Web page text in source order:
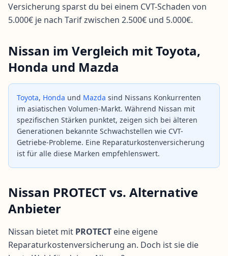
Versicherung sparst du bei einem CVT-Schaden von
5.000€ je nach Tarif zwischen 2.500€ und 5.000€.
Nissan im Vergleich mit Toyota,
Honda und Mazda
Toyota, Honda und Mazda sind Nissans Konkurrenten
im asiatischen Volumen-Markt. Während Nissan mit
spezifischen Stärken punktet, zeigen sich bei älteren
Generationen bekannte Schwachstellen wie CVT-
Getriebe-Probleme. Eine Reparaturkostenversicherung
ist für alle diese Marken empfehlenswert.
Nissan PROTECT vs. Alternative
Anbieter
Nissan bietet mit PROTECT eine eigene
Reparaturkostenversicherung an. Doch ist sie die